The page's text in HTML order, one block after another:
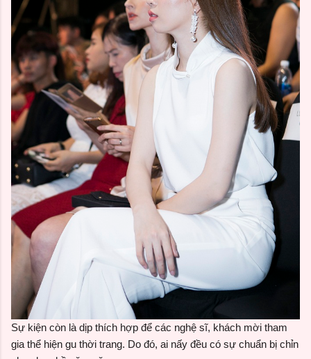
Sự kiện còn là dịp thích hợp để các nghệ sĩ, khách mời tham
gia thể hiện gu thời trang. Do đó, ai nấy đều có sự chuẩn bị chỉn